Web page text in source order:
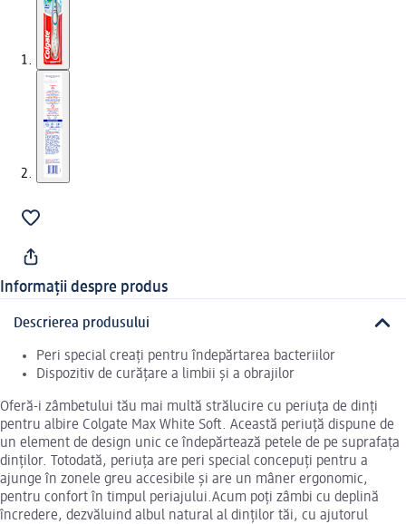
Informații despre produs
Descrierea produsului
Peri special creați pentru îndepărtarea bacteriilor
Dispozitiv de curățare a limbii și a obrajilor
Oferă-i zâmbetului tău mai multă strălucire cu periuța de dinți
pentru albire Colgate Max White Soft. Această periuță dispune de
un element de design unic ce îndepărtează petele de pe suprafața
dinților. Totodată, periuța are peri special concepuți pentru a
ajunge în zonele greu accesibile și are un mâner ergonomic,
pentru confort în timpul periajului.Acum poți zâmbi cu deplină
încredere, dezvăluind albul natural al dinților tăi, cu ajutorul